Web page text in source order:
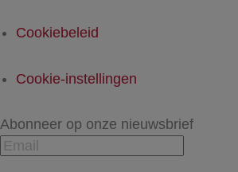
Cookiebeleid
Cookie-instellingen
Abonneer op onze nieuwsbrief